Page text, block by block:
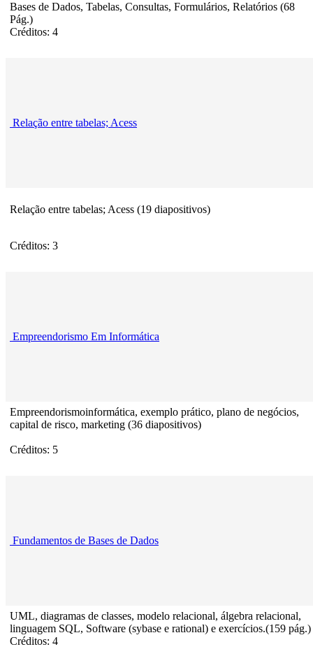
Bases de Dados, Tabelas, Consultas, Formulários, Relatórios (68
Pág.)
Créditos: 4
Relação entre tabelas; Acess
Relação entre tabelas; Acess (19 diapositivos)
Créditos: 3
Empreendorismo Em Informática
Empreendorismoinformática, exemplo prático, plano de negócios,
capital de risco, marketing (36 diapositivos)
Créditos: 5
Fundamentos de Bases de Dados
UML, diagramas de classes, modelo relacional, álgebra relacional,
linguagem SQL, Software (sybase e rational) e exercícios.(159 pág.)
Créditos: 4